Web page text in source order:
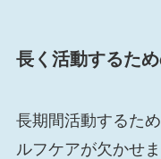
長く活動するた
長期間活動するた
ルフケアが欠かせ